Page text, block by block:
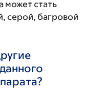
может стать
серой, багровой